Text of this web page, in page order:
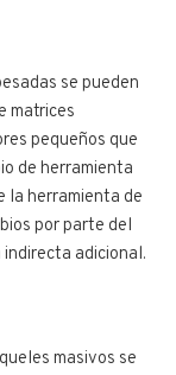
se pueden
matrices
pequeños que
de herramienta
la herramienta de
por parte del
indirecta adicional.
masivos se